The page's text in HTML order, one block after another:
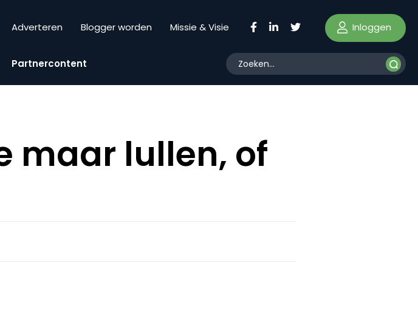
Adverteren Blogger worden Missie & Visie Inloggen
Partnercontent
maar lullen, of